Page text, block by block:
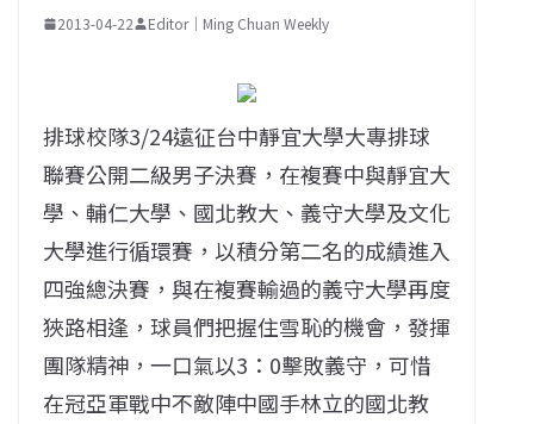
2013-04-22 Editor｜Ming Chuan Weekly
排球校隊3/24遠征台中靜宜大學大專排球
聯賽公開二級男子決賽，在複賽中與靜宜大
學、輔仁大學、國北教大、義守大學及文化
大學進行循環賽，以積分第二名的成績進入
四強總決賽，與在複賽輸過的義守大學再度
狹路相逢，球員們把握住雪恥的機會，發揮
團隊精神，一口氣以3：0擊敗義守，可惜
在冠亞軍戰中不敵陣中國手林立的國北教